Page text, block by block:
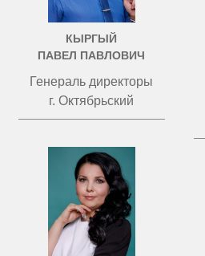
КЫРГЫЙ
ПАВЕЛ ПАВЛОВИЧ
Генераль директоры
г. Октябрьский